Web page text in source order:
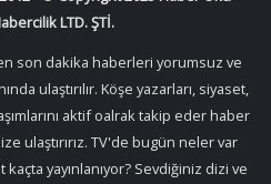
LTD. ŞTİ.
son dakika haberleri yorumsuz ve
ulaştırılır. Köşe yazarları, siyaset,
aktif oalrak takip eder haber
ulaştırırız. TV'de bugün neler var
yayınlanıyor? Sevdiğiniz dizi ve